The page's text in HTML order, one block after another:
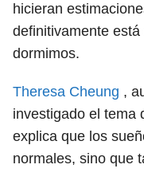
hicieran
definitivamente
dormimos.
Theresa Cheung ,
investigado el tema
explica que los
normales, sino que